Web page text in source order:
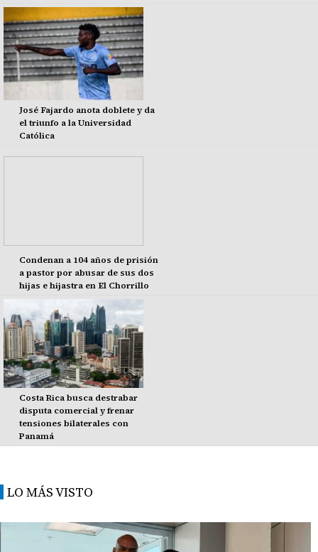
José Fajardo anota doblete y da
el triunfo a la Universidad
Católica
Condenan a 104 años de prisión
a pastor por abusar de sus dos
hijas e hijastra en El Chorrillo
Costa Rica busca destrabar
disputa comercial y frenar
tensiones bilaterales con
Panamá
LO MÁS VISTO